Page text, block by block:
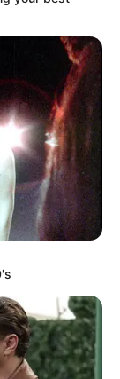
A2, e
por
terá
superior
jornal